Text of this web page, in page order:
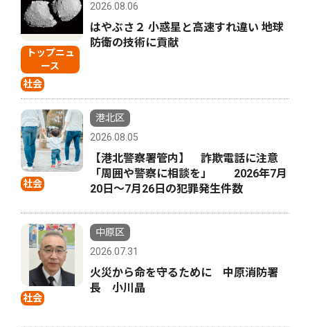
トップニュ
ース
社会
2026.08.06
はやぶさ２ 小惑星と高速すれ違い 地球
防衛の技術に貢献
社会
港北区
2026.08.05
【港北警察署管内】 詐欺電話に注意
「周囲や警察に相談を」 2026年7月
20日〜7月26日の犯罪発生件数
社会
中原区
2026.07.31
火災から命を守るために 中原消防署
長 小川晶